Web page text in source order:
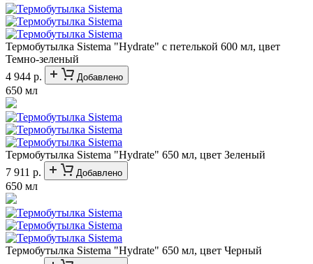
Термобутылка Sistema "Hydrate" с петелькой 600 мл, цвет
Темно-зеленый
4 944 р.
Добавлено
650 мл
Термобутылка Sistema "Hydrate" 650 мл, цвет Зеленый
7 911 р.
Добавлено
650 мл
Термобутылка Sistema "Hydrate" 650 мл, цвет Черный